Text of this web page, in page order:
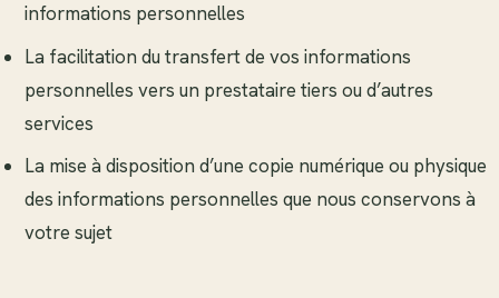
informations personnelles
La facilitation du transfert de vos informations
personnelles vers un prestataire tiers ou d’autres
services
La mise à disposition d’une copie numérique ou physique
des informations personnelles que nous conservons à
votre sujet